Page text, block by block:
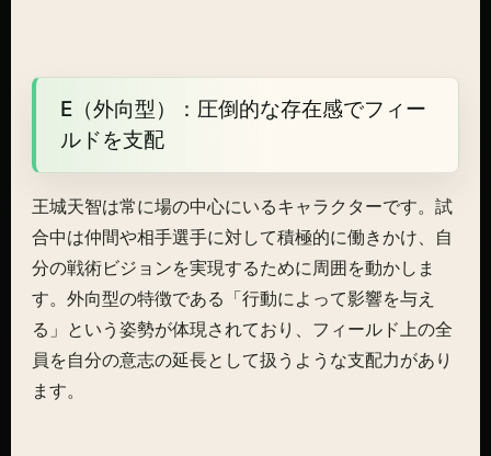
E（外向型）：圧倒的な存在感でフィー
ルドを支配
王城天智は常に場の中心にいるキャラクターです。試
合中は仲間や相手選手に対して積極的に働きかけ、自
分の戦術ビジョンを実現するために周囲を動かしま
す。外向型の特徴である「行動によって影響を与え
る」という姿勢が体現されており、フィールド上の全
員を自分の意志の延長として扱うような支配力があり
ます。